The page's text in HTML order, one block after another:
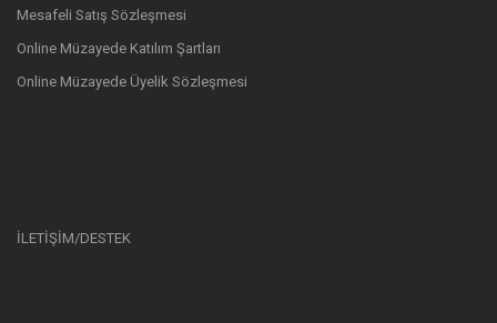
Mesafeli Satış Sözleşmesi
Online Müzayede Katılım Şartları
Online Müzayede Üyelik Sözleşmesi
İLETİŞİM/DESTEK